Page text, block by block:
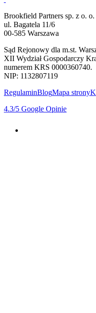
Brookfield Partners sp. z o. o.
ul. Bagatela 11/6
00-585 Warszawa
Sąd Rejonowy dla m.st.
XII Wydział Gospodarczy
numerem KRS 0000360740.
NIP: 1132807119
RegulaminBlogMapa strony
4.3/5 Google Opinie